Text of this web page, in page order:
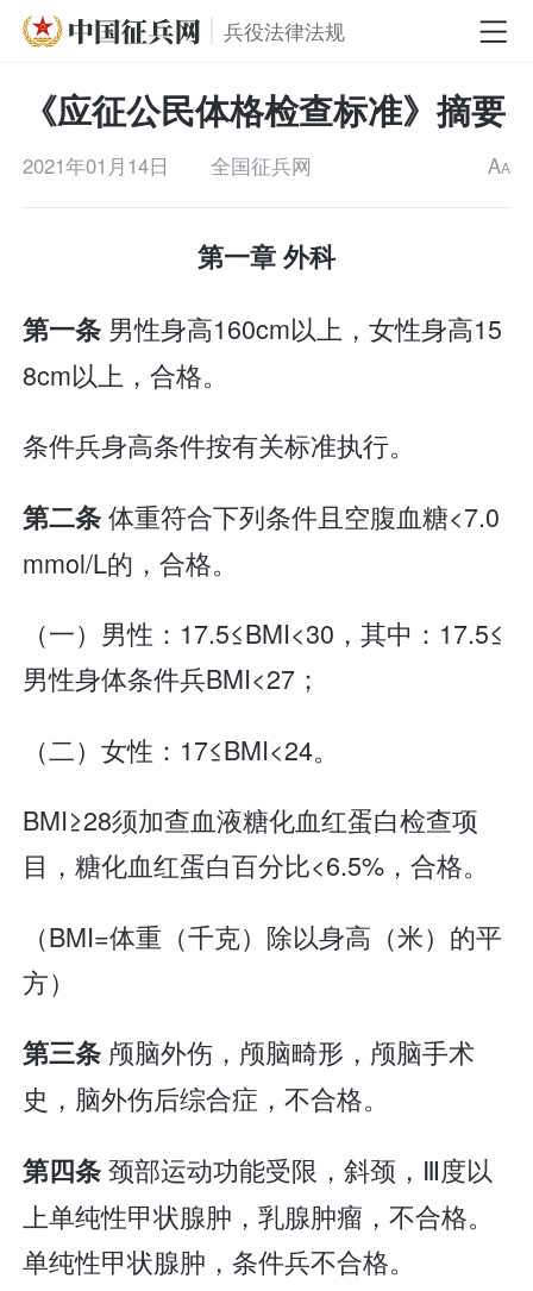
兵役法律法规
《应征公民体格检查标准》摘要
2021年01月14日 全国征兵网 AA
第一章 外科
第一条 男性身高160cm以上，女性身高15
8cm以上，合格。
条件兵身高条件按有关标准执行。
第二条体重符合下列条件且空腹血糖<7.0
mmol/L的，合格。
（一）男性：17.5≤BMI<30，其中：17.5≤
男性身体条件兵BMI<27；
（二）女性：17≤BMI<24。
BMI≥28须加查血液糖化血红蛋白检查项
目，糖化血红蛋白百分比<6.5%，合格。
（BMI=体重（千克）除以身高（米）的平
方）
第三条 颅脑外伤，颅脑畸形，颅脑手术
史，脑外伤后综合症，不合格。
第四条颈部运动功能受限，斜颈，Ⅲ度以
上单纯性甲状腺肿，乳腺肿瘤，不合格。
单纯性甲状腺肿，条件兵不合格。